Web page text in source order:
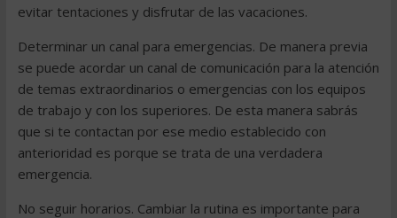
evitar tentaciones y disfrutar de las vacaciones.
Determinar un canal para emergencias. De manera previa
se puede acordar un canal de comunicación para la atención
de temas extraordinarios o emergencias con los equipos
de trabajo y con los superiores. De esta manera sabrás
que si te contactan por ese medio establecido con
anterioridad es porque se trata de una verdadera
emergencia.
No seguir horarios. Cambiar la rutina es importante para